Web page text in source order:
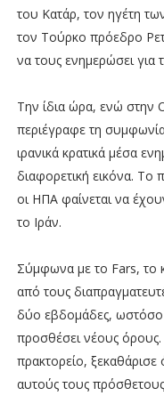
του Κατάρ, τον ηγέτη
τον Τούρκο πρόεδρο
να τους ενημερώσει για
Την ίδια ώρα, ενώ στην
περιέγραφε τη
ιρανικά κρατικά μέσα
διαφορετική εικόνα. Το
οι ΗΠΑ φαίνεται να
το Ιράν.
Σύμφωνα με το Fars, το
από τους
δύο εβδομάδες, ωστόσο
προσθέσει νέους όρους.
πρακτορείο, ξεκαθάρισε
αυτούς τους